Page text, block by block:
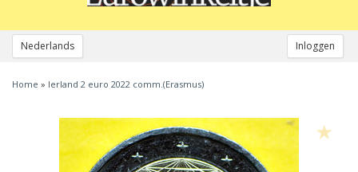
Nederlands Inloggen
Home » Ierland 2 euro 2022 comm.(Erasmus)